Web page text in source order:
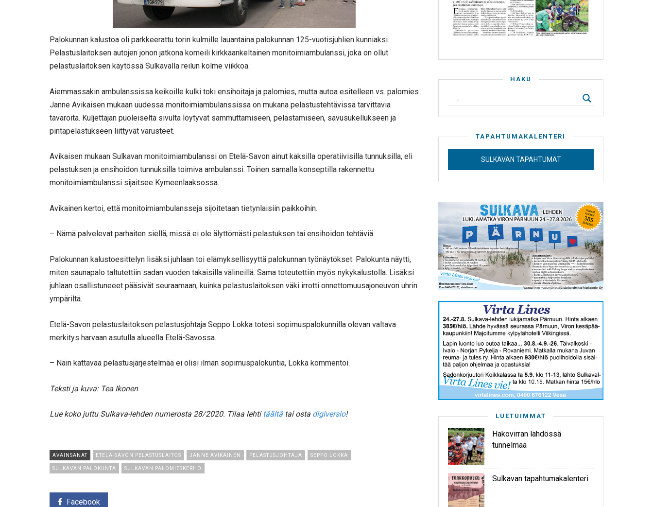
Palokunnan kalustoa oli parkkeerattu torin kulmille lauantaina palokunnan 125-vuotisjuhlien kunniaksi.
Pelastuslaitoksen autojen jonon jatkona komeili kirkkaankeltainen monitoimiambulanssi, joka on ollut
pelastuslaitoksen käytössä Sulkavalla reilun kolme viikkoa.
Aiemmassakin ambulanssissa keikoille kulki toki ensihoitaja ja palomies, mutta autoa esitelleen vs. palomies
Janne Avikaisen mukaan uudessa monitoimiambulanssissa on mukana pelastustehtävissä tarvittavia
tavaroita. Kuljettajan puoleiselta sivulta löytyvät sammuttamiseen, pelastamiseen, savusukellukseen ja
pintapelastukseen liittyvät varusteet.
Avikaisen mukaan Sulkavan monitoimiambulanssi on Etelä-Savon ainut kaksilla operatiivisilla tunnuksilla, eli
pelastuksen ja ensihoidon tunnuksilla toimiva ambulanssi. Toinen samalla konseptilla rakennettu
monitoimiambulanssi sijaitsee Kymeenlaaksossa.
Avikainen kertoi, että monitoimiambulansseja sijoitetaan tietynlaisiin paikkoihin.
– Nämä palvelevat parhaiten siellä, missä ei ole älyttömästi pelastuksen tai ensihoidon tehtäviä
Palokunnan kalustoesittelyn lisäksi juhlaan toi elämyksellisyyttä palokunnan työnäytökset. Palokunta näytti,
miten saunapalo taltutettiin sadan vuoden takaisilla välineillä. Sama toteutettiin myös nykykalustolla. Lisäksi
juhlaan osallistuneeet pääsivät seuraamaan, kuinka pelastuslaitoksen väki irrotti onnettomuusajoneuvon uhrin
ympäriltä.
Etelä-Savon pelastuslaitoksen pelastusjohtaja Seppo Lokka totesi sopimuspalokunnilla olevan valtava
merkitys harvaan asutulla alueella Etelä-Savossa.
– Näin kattavaa pelastusjärjestelmää ei olisi ilman sopimuspalokuntia, Lokka kommentoi.
Teksti ja kuva: Tea Ikonen
Lue koko juttu Sulkava-lehden numerosta 28/2020. Tilaa lehti täältätai osta digiversio!
AVAINSANAT ETELÄ-SAVON PELASTUSLAITOS JANNE AVIKAINEN PELASTUSJOHTAJA SEPPO LOKKA
SULKAVAN PALOKUNTA SULKAVAN PALOMIESKERHO
Facebook
HAKU
TAPAHTUMAKALENTERI
SULKAVAN TAPAHTUMAT
LUETUIMMAT
Hakovirran lähdössä
tunnelmaa
Sulkavan tapahtumakalenteri